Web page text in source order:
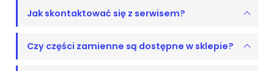
Jak skontaktować się z serwisem?
Czy części zamienne są dostępne w sklepie?